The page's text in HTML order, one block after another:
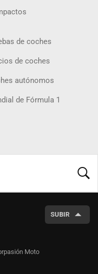
de coches
de coches
autónomos
de Fórmula 1
SUBIR
Moto